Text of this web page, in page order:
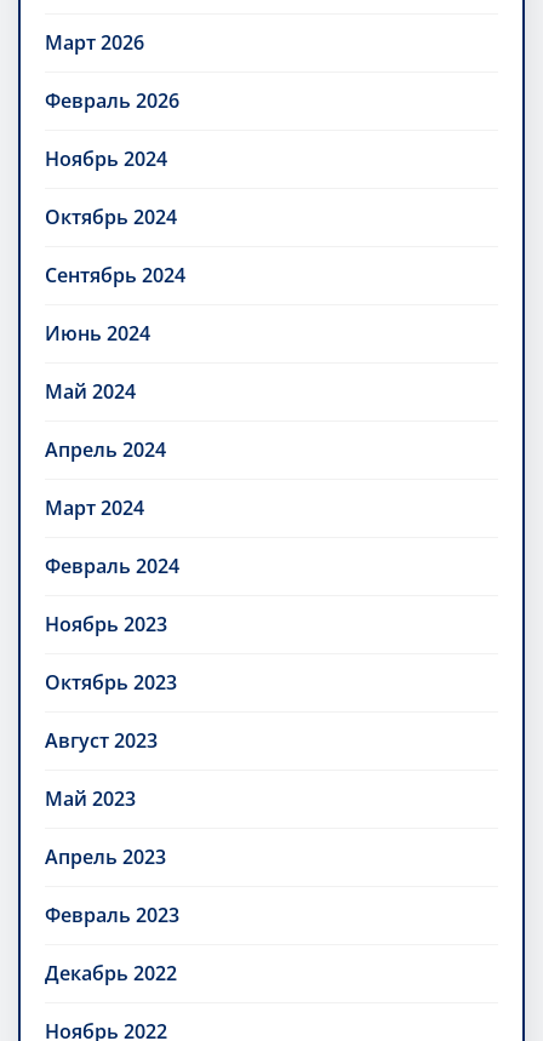
Март 2026
Февраль 2026
Ноябрь 2024
Октябрь 2024
Сентябрь 2024
Июнь 2024
Май 2024
Апрель 2024
Март 2024
Февраль 2024
Ноябрь 2023
Октябрь 2023
Август 2023
Май 2023
Апрель 2023
Февраль 2023
Декабрь 2022
Ноябрь 2022